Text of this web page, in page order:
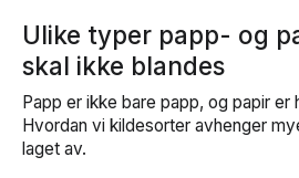
Ulike typer papp- og
skal ikke blandes
Papp er ikke bare papp, og papir er
Hvordan vi kildesorter avhenger
laget av.